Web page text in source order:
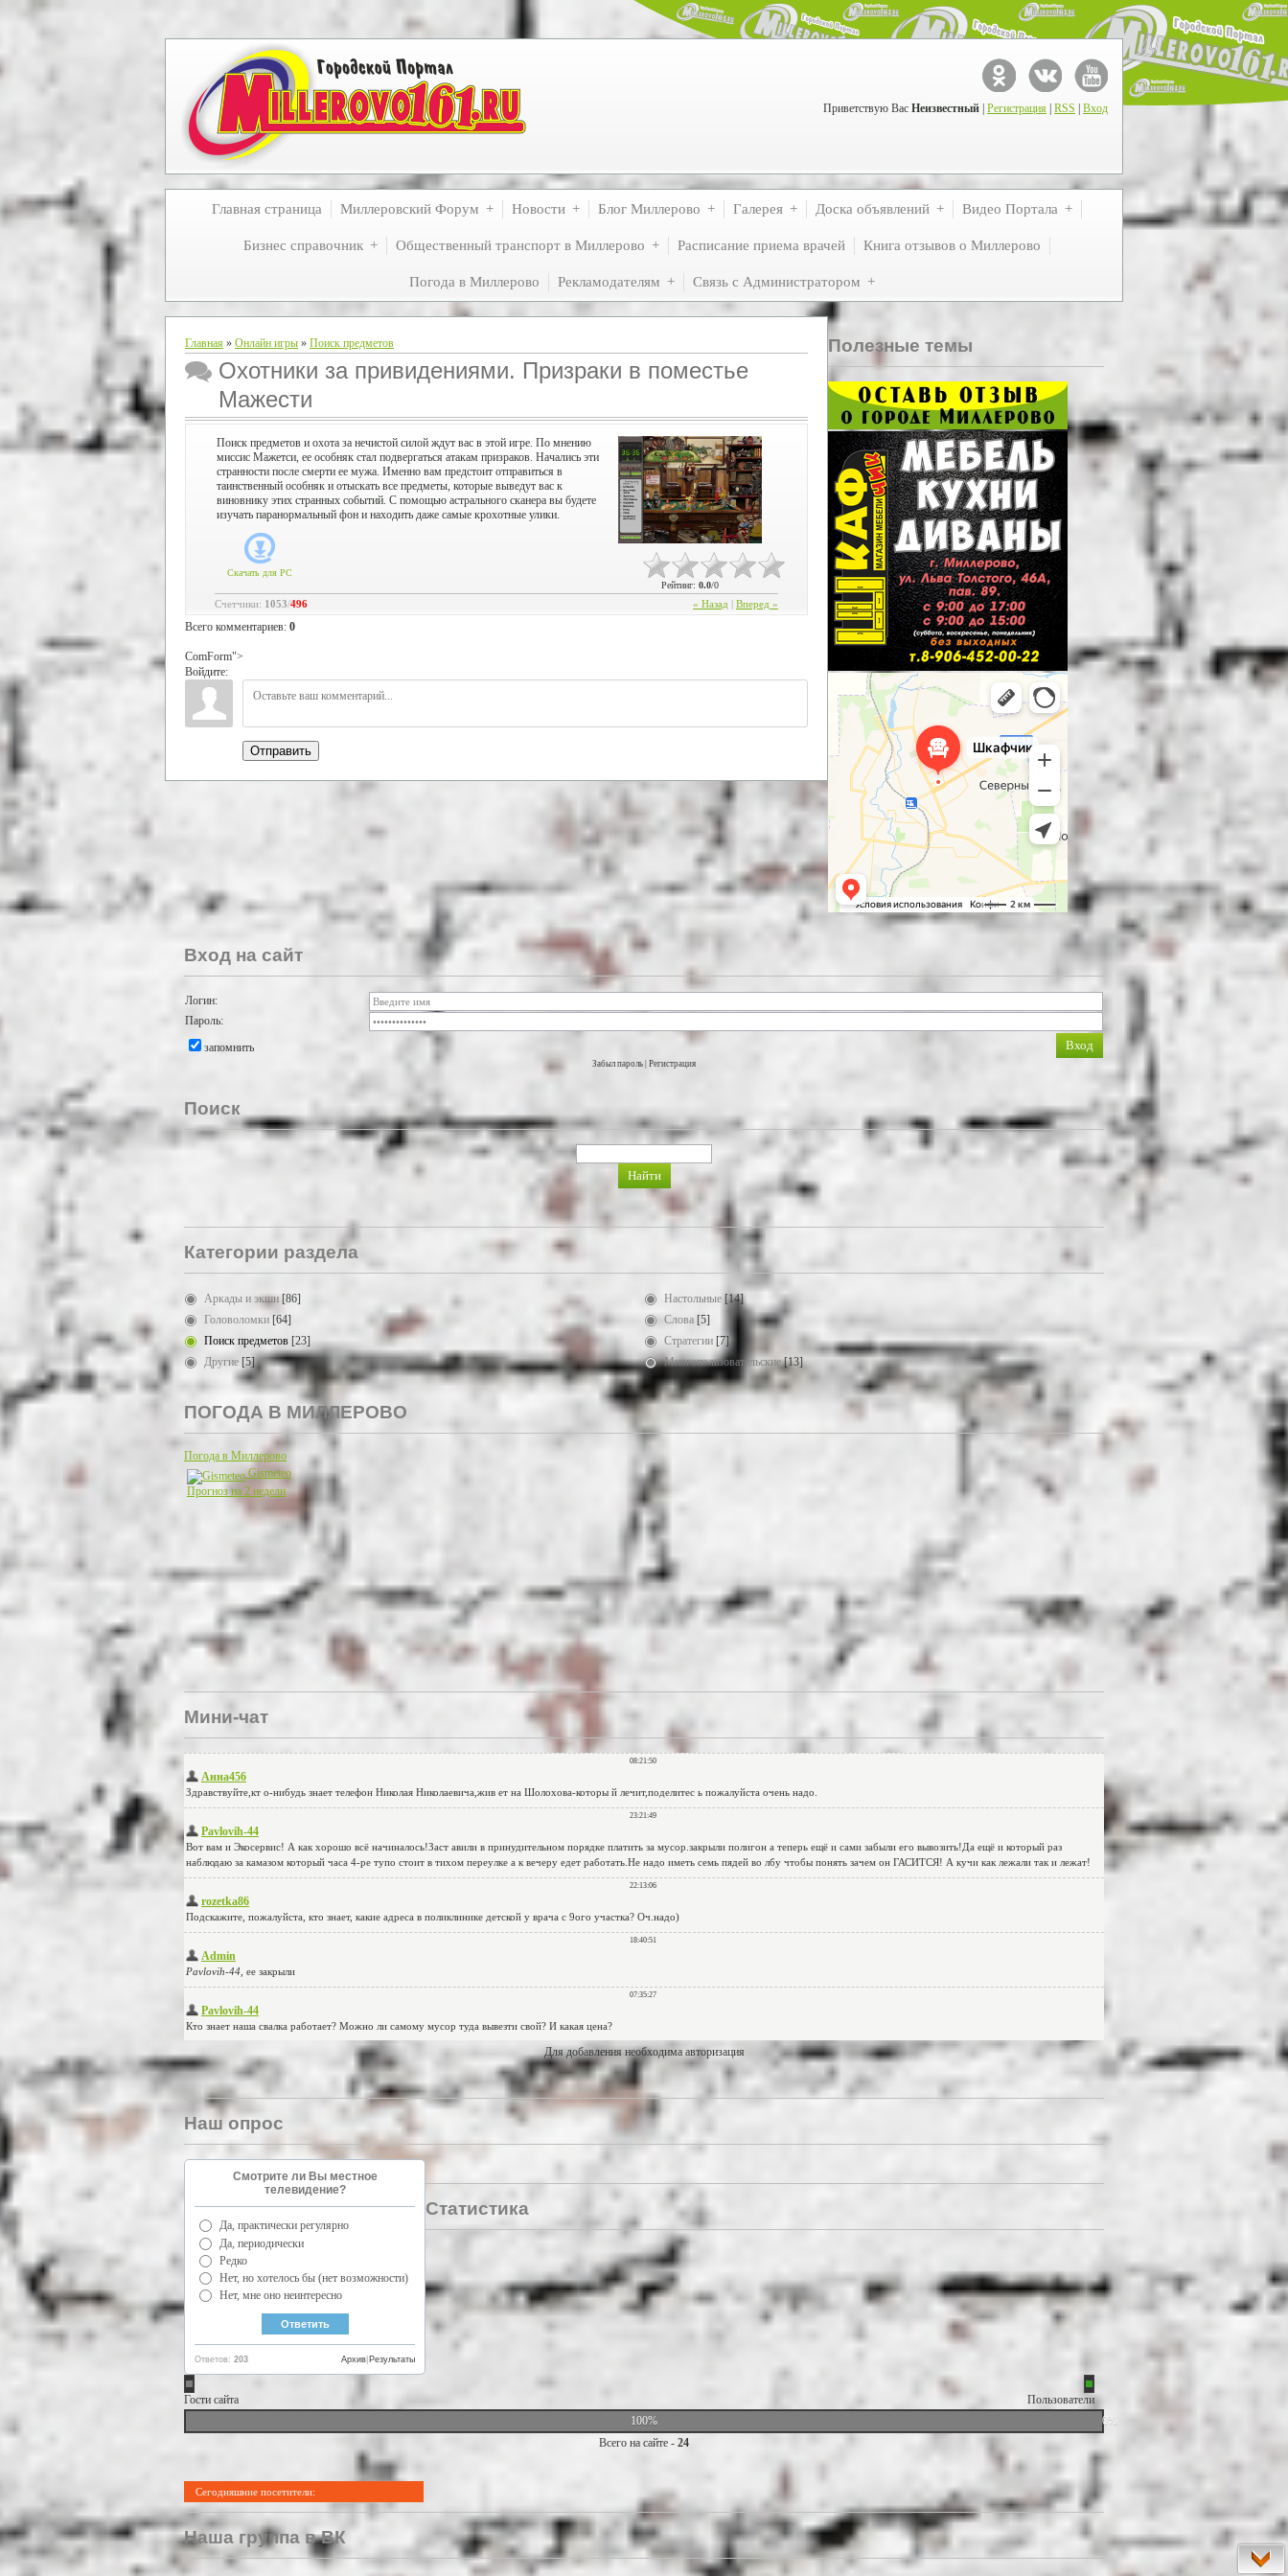
Приветствую Вас Неизвестный Регистрация RSS Вход
Главная страница Миллеровский Форум Новости Блог Миллерово Галерея Доска объявлений Видео Портала
Бизнес справочник Общественный транспорт в Миллерово Расписание приема врачей Книга отзывов о Миллерово
Погода в Миллерово Рекламодателям Связь с Администратором
Главная » Онлайн игры » Поиск предметов
Охотники за привидениями. Призраки в поместье
Мажести
Поиск предметов и охота за нечистой силой ждут вас в этой игре. По мнению
миссис Мажетси, ее особняк стал подвергаться атакам призраков. Начались эти
странности после смерти ее мужа. Именно вам предстоит отправиться в
таинственный особняк и отыскать все предметы, которые выведут вас к
виновнику этих странных событий. С помощью астрального сканера вы будете
изучать паранормальный фон и находить даже самые крохотные улики.
Скачать для PC
Рейтинг: 0.0/0
« Назад
Вперед »
Счетчики: 1053/496
Всего комментариев: 0
ComForm">
Войдите:
Отправить
Полезные темы
Вход на сайт
Логин:
Пароль:
запомнить
Забыл пароль Регистрация
Поиск
Категории раздела
Аркады и экшн [86] Настольные [14]
Головоломки [64] Слова [5]
Поиск предметов [23] Стратегии [7]
Другие [5] Многопользовательские [13]
ПОГОДА В МИЛЛЕРОВО
Погода в Миллерово
Gismeteo
Прогноз на 2 недели
Мини-чат
Для добавления необходима авторизация
Наш опрос
Смотрите ли Вы местное
телевидение?
Да, практически регулярно
Да, периодически
Редко
Нет, но хотелось бы (нет возможности)
Нет, мне оно неинтересно
Ответов: 203 Результаты
Архив
Статистика
Гости сайта
Пользователи
100%
0%
Всего на сайте - 24
Сегодняшние посетители:
Наша группа в ВК